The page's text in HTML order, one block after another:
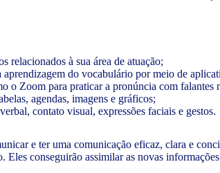
relacionados à sua área de atuação;
do vocabulário por meio de
o Zoom para praticar a pronúncia com falantes
agendas, imagens e gráficos;
contato visual, expressões faciais e gestos.
e ter uma comunicação eficaz, clara e
Eles conseguirão assimilar as novas